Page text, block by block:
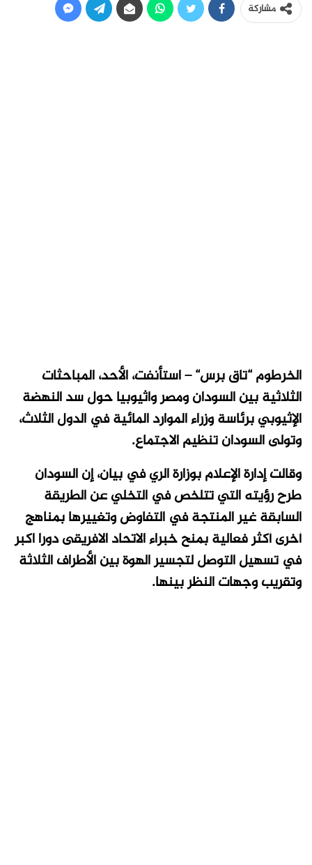
مشاركة
الخرطوم “تاق برس“ – استأنفت، الأحد، المباحثات
الثلاثية بين السودان ومصر واثيوبيا حول سد النهضة
الإثيوبي برئاسة وزراء الموارد المائية في الدول الثلاث،
وتولى السودان تنظيم الاجتماع.
وقالت إدارة الإعلام بوزارة الري في بيان، إن السودان
طرح رؤيته التي تتلخص في التخلي عن الطريقة
السابقة غير المنتجة في التفاوض وتغييرها بمناهج
أخرى أكثر فعالية بمنح خبراء الاتحاد الافريقى دورا اكبر
في تسهيل التوصل لتجسير الهوة بين الأطراف الثلاثة
وتقريب وجهات النظر بينها.